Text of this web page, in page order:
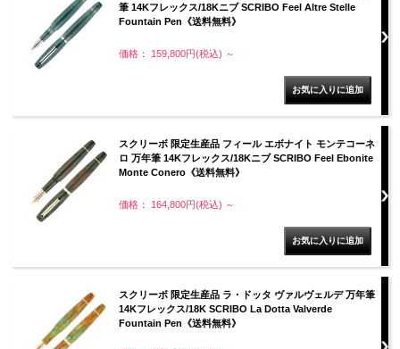
筆 14Kフレックス/18Kニブ SCRIBO Feel Altre Stelle
Fountain Pen《送料無料》
価格： 159,800円(税込) ～
スクリーボ 限定生産品 フィール エボナイト モンテコーネ
ロ 万年筆 14Kフレックス/18Kニブ SCRIBO Feel Ebonite
Monte Conero《送料無料》
価格： 164,800円(税込) ～
スクリーボ 限定生産品 ラ・ドッタ ヴァルヴェルデ 万年筆
14Kフレックス/18K SCRIBO La Dotta Valverde
Fountain Pen《送料無料》